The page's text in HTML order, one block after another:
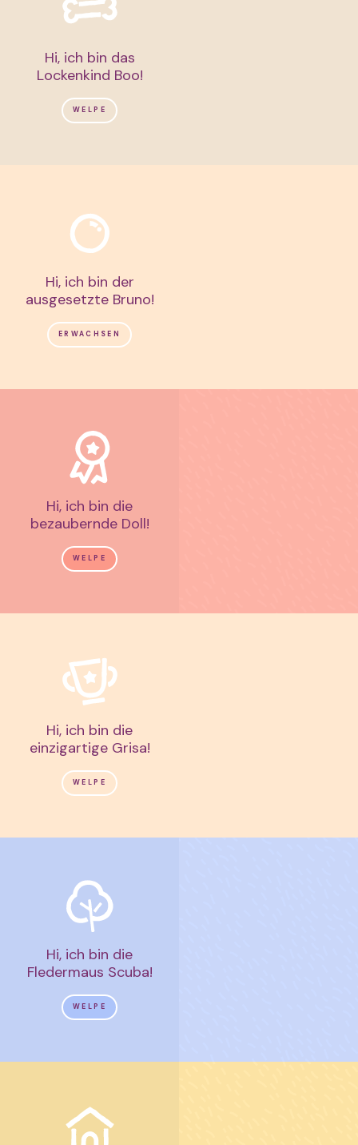
Hi, ich bin das
Lockenkind Boo!
WELPE
Hi, ich bin der
ausgesetzte Bruno!
ERWACHSEN
Hi, ich bin die
bezaubernde Doll!
WELPE
Hi, ich bin die
einzigartige Grisa!
WELPE
Hi, ich bin die
Fledermaus Scuba!
WELPE